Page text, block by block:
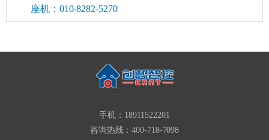
座机：010-8282-5270
手机：18911522201
咨询热线：400-718-7098